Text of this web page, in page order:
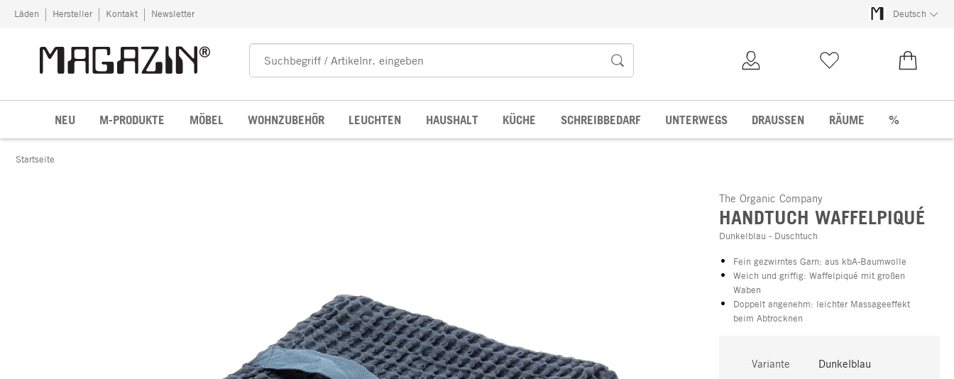
Zum Inhalt springen
Läden Hersteller Kontakt Newsletter Deutsch
NEU M-PRODUKTE MÖBEL WOHNZUBEHÖR LEUCHTEN HAUSHALT KÜCHE SCHREIBBEDARF UNTERWEGS DRAUSSEN RÄUME %
Startseite
The Organic Company
HANDTUCH WAFFELPIQUÉ
Dunkelblau - Duschtuch
Fein gezwirntes Garn: aus kbA-Baumwolle
Weich und griffig: Waffelpiqué mit großen
Waben
Doppelt angenehm: leichter Massageeffekt
beim Abtrocknen
Variante Dunkelblau